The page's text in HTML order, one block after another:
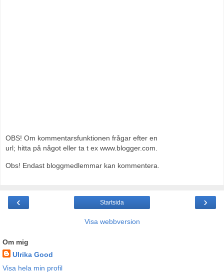
OBS! Om kommentarsfunktionen frågar efter en
url; hitta på något eller ta t ex www.blogger.com.
Obs! Endast bloggmedlemmar kan kommentera.
‹ ›
Startsida
Visa webbversion
Om mig
Ulrika Good
Visa hela min profil